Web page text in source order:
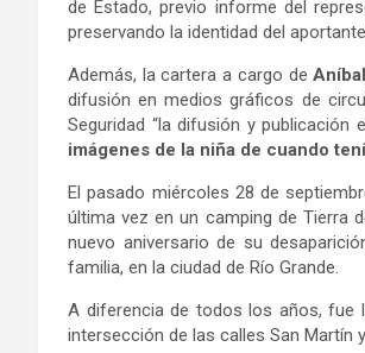
de Estado, previo informe del
preservando la identidad del
Además, la cartera a cargo de
difusión en medios gráficos de
Seguridad “la difusión y
imágenes de la niña de cuando
El pasado miércoles 28 de
última vez en un camping de Tierra
nuevo aniversario de su
familia, en la ciudad de Río Grande.
A diferencia de todos los años, fue
intersección de las calles San Martín